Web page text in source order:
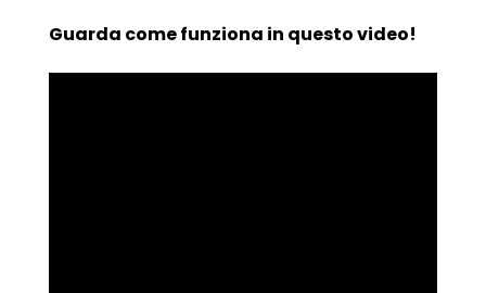
Guarda come funziona in questo video!